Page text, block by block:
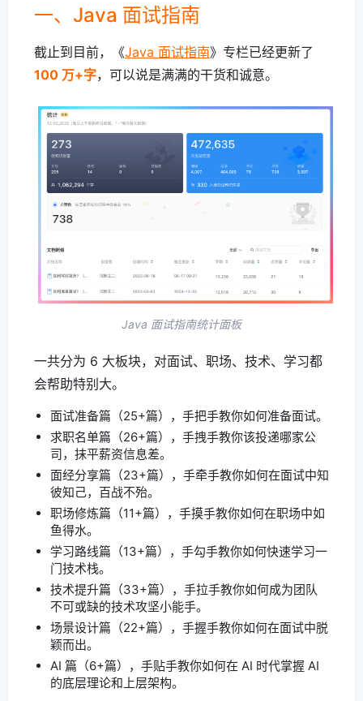
一、Java 面试指南
截止到目前，《Java 面试指南》专栏已经更新了
100 万+字，可以说是满满的干货和诚意。
Java 面试指南统计面板
一共分为 6 大板块，对面试、职场、技术、学习都
会帮助特别大。
面试准备篇（25+篇），手把手教你如何准备面试。
求职名单篇（26+篇），手拽手教你该投递哪家公
司，抹平薪资信息差。
面经分享篇（23+篇），手牵手教你如何在面试中知
彼知己，百战不殆。
职场修炼篇（11+篇），手摸手教你如何在职场中如
鱼得水。
学习路线篇（13+篇），手勾手教你如何快速学习一
门技术栈。
技术提升篇（33+篇），手拉手教你如何成为团队
不可或缺的技术攻坚小能手。
场景设计篇（22+篇），手握手教你如何在面试中脱
颖而出。
AI 篇（6+篇），手贴手教你如何在 AI 时代掌握 AI
的底层理论和上层架构。